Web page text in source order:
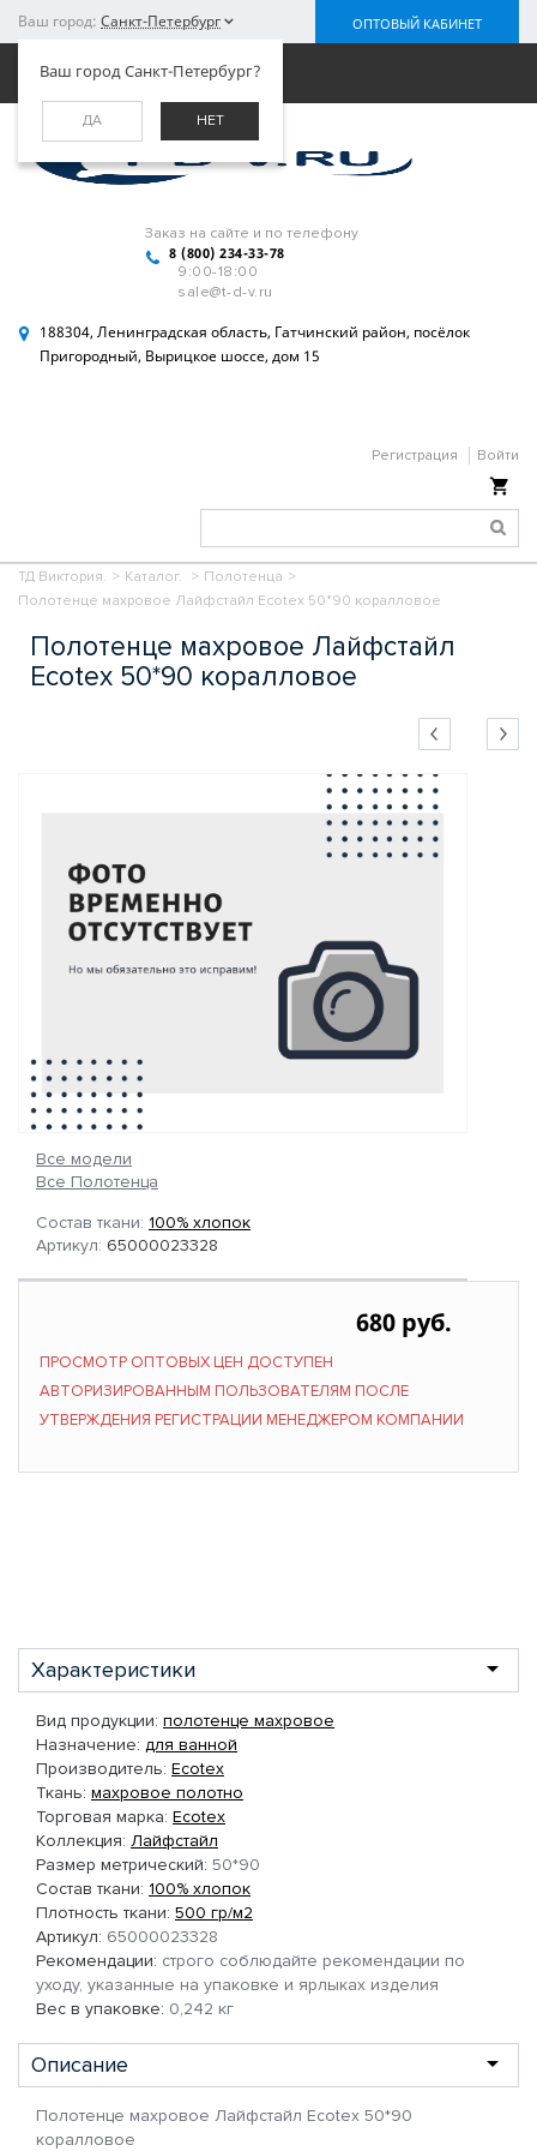
Ваш город: Санкт-Петербург
Ваш город Санкт-Петербург?
ДА НЕТ
ОПТОВЫЙ КАБИНЕТ
Заказ на сайте и по телефону
8 (800) 234-33-78
9:00-18:00
sale@t-d-v.ru
188304, Ленинградская область, Гатчинский район, посёлок
Пригородный, Вырицкое шоссе, дом 15
Регистрация Войти
Меню
ТД Виктория. > Каталог. > Полотенца >
Полотенце махровое Лайфстайл Ecotex 50*90 коралловое
Полотенце махровое Лайфстайл
Ecotex 50*90 коралловое
Все модели
Все Полотенца
Состав ткани: 100% хлопок
Артикул: 65000023328
680 руб.
ПРОСМОТР ОПТОВЫХ ЦЕН ДОСТУПЕН
АВТОРИЗИРОВАННЫМ ПОЛЬЗОВАТЕЛЯМ ПОСЛЕ
УТВЕРЖДЕНИЯ РЕГИСТРАЦИИ МЕНЕДЖЕРОМ КОМПАНИИ
Характеристики
Вид продукции: полотенце махровое
Назначение: для ванной
Производитель: Ecotex
Ткань: махровое полотно
Торговая марка: Ecotex
Коллекция: Лайфстайл
Размер метрический: 50*90
Состав ткани: 100% хлопок
Плотность ткани: 500 гр/м2
Артикул: 65000023328
Рекомендации: строго соблюдайте рекомендации по
уходу, указанные на упаковке и ярлыках изделия
Вес в упаковке: 0,242 кг
Описание
Полотенце махровое Лайфстайл Ecotex 50*90
коралловое